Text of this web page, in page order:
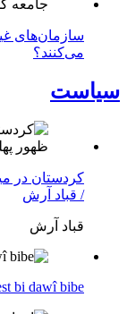
سازمان‌های
می‌کنند؟
سیاست
کردستان در
/ قباد آرش
قباد آرش
bi dawî bibe